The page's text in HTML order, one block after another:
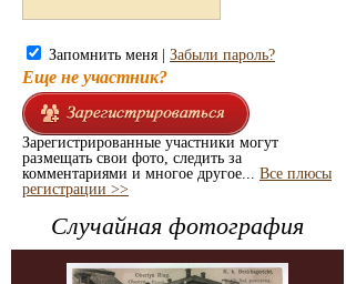
Запомнить меня | Забыли пароль?
Еще не участник?
Зарегистрированные участники могут
размещать свои фото, следить за
комментариями и многое другое... Все плюсы
регистрации >>
Случайная фотография